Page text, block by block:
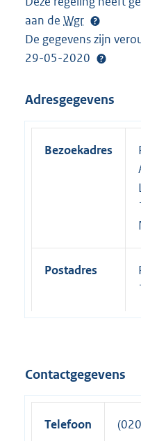
aan de Wgr
De gegevens zijn
29-05-2020
Adresgegevens
Bezoekadres
Postadres
Contactgegevens
Telefoon